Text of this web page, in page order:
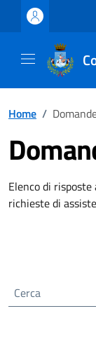
Vai ai contenuti
Vai al footer
Home /
Elenco di
richieste di
Cerca nel sito